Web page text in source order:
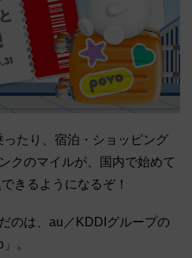
ったり、宿泊・ショッピング
クのマイルが、国内で始めて
きるようになるぞ！
のは、au／KDDIグループの
。